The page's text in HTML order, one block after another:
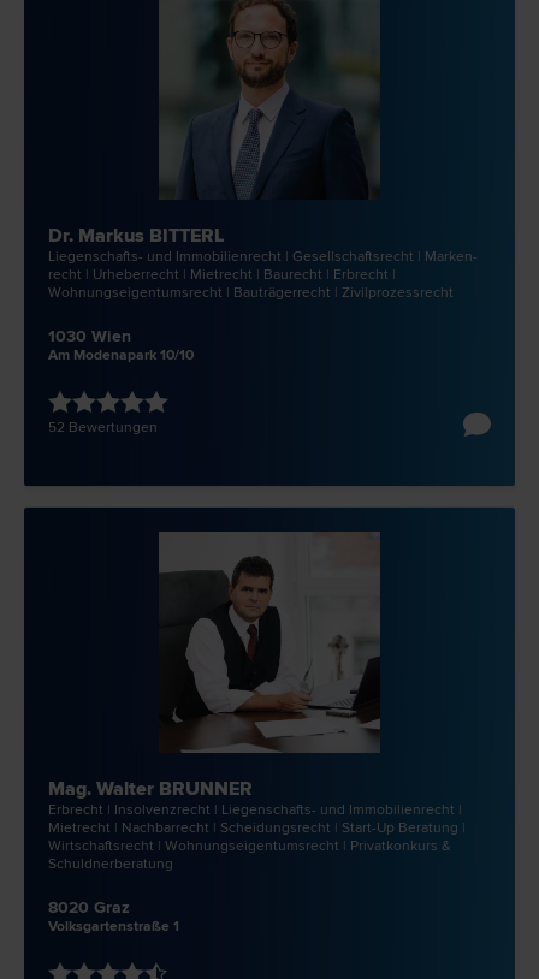
Dr. Markus BITTERL
Liegenschafts- und Immobilien­recht | Gesellschafts­recht | Marken­
recht | Urheber­recht | Miet­recht | Bau­recht | Erb­recht |
Wohnungseigentums­recht | Bauträger­recht | Zivilprozess­recht
1030 Wien
Am Modenapark 10/10
52 Bewertungen
Mag. Walter BRUNNER
Erb­recht | Insolvenz­recht | Liegenschafts- und Immobilien­recht |
Miet­recht | Nachbar­recht | Scheidungs­recht | Start-Up Beratung |
Wirtschafts­recht | Wohnungseigentums­recht | Privatkonkurs &
Schuldnerberatung
8020 Graz
Volksgartenstraße 1